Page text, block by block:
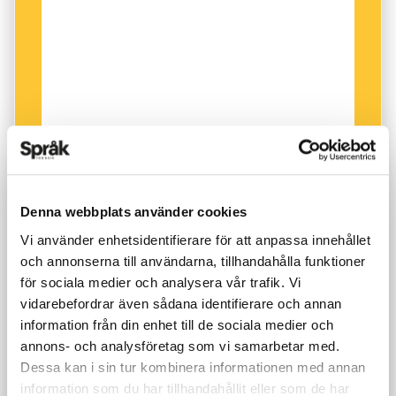
Denna webbplats använder cookies
Vi använder enhetsidentifierare för att anpassa innehållet
och annonserna till användarna, tillhandahålla funktioner
för sociala medier och analysera vår trafik. Vi
vidarebefordrar även sådana identifierare och annan
information från din enhet till de sociala medier och
annons- och analysföretag som vi samarbetar med.
Dessa kan i sin tur kombinera informationen med annan
information som du har tillhandahållit eller som de har
bokstavsrimmen, är här understrukna:
efter fadern / satte, den gode.Och som
avslutning: Ger… märke efter sin make.
Det förekom tämligen ofta att söner – ibland
även döttrar – reste runstenar till minne av sin
far och att modern nämns först på slutet. Detta
sätt att disponera texten kan mycket väl ha haft